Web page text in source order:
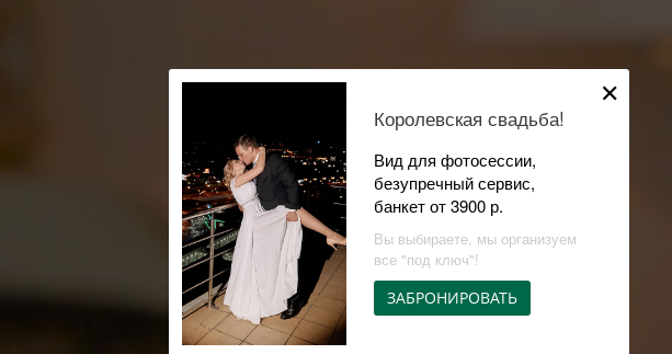
✕
Королевская свадьба!
Вид для фотосессии,
безупречный сервис,
банкет от 3900 р.
Вы выбираете, мы организуем
все "под ключ"!
ЗАБРОНИРОВАТЬ